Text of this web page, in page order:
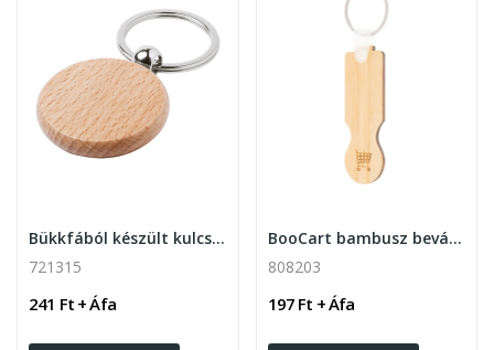
Bükkfából készült kulcstartó 4 formában
721315
241 Ft + Áfa
BooCart bambusz bevásárlókocsi érme
808203
197 Ft + Áfa